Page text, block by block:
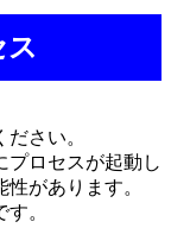
さい。
プロセスが起動し
があります。
。